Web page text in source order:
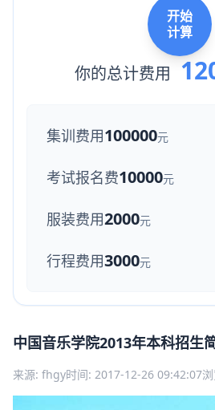
开始
计算
你的总计费用
集训费用100000元
考试报名费10000元
服装费用2000元
行程费用3000元
中国音乐学院2013年本科招生
来源: fhgy时间: 2017-12-26 09:42:07